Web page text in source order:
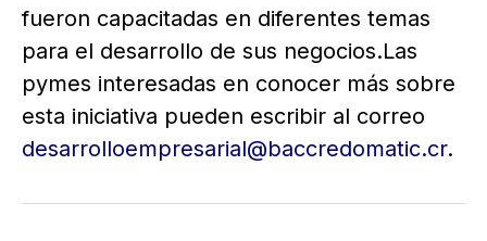
fueron capacitadas en diferentes temas
para el desarrollo de sus negocios.Las
pymes interesadas en conocer más sobre
esta iniciativa pueden escribir al correo
desarrolloempresarial@baccredomatic.cr.